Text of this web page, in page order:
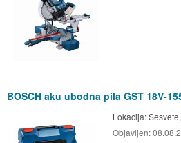
BOSCH aku ubodna pila GST 18V-
Lokacija:
Objavljen: